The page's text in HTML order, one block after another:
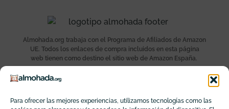
Para ofrecer las mejores experiencias, utilizamos tecnologías como las
Almohada.org trabaja con el Programa de Afiliados de Amazon
UE. Todos los enlaces de compra incluidos en esta página
web tienen como destino el sitio web de Amazon España.
Última actualización el 2026-08-08 / Enlaces de afiliados /